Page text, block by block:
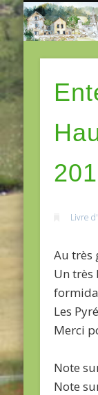
Livre
Au très
Un très
Les
Merci
Note
Note